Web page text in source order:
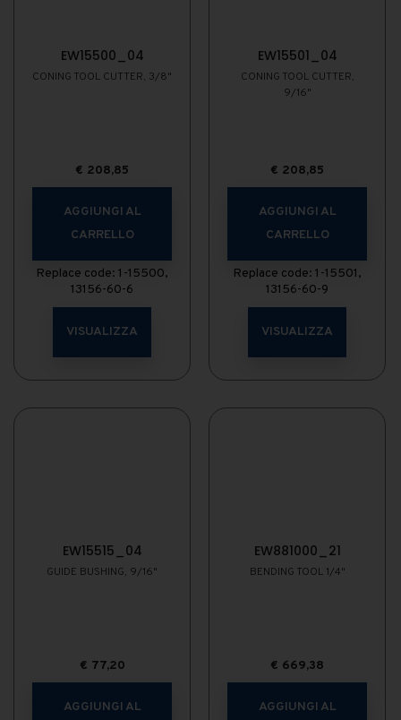
EW15500_04
CONING TOOL CUTTER, 3/8"
€ 208,85
AGGIUNGI AL
CARRELLO
Replace code: 1-15500,
13156-60-6
VISUALIZZA
EW15501_04
CONING TOOL CUTTER,
9/16"
€ 208,85
AGGIUNGI AL
CARRELLO
Replace code: 1-15501,
13156-60-9
VISUALIZZA
EW15515_04
GUIDE BUSHING, 9/16"
€ 77,20
AGGIUNGI AL
EW881000_21
BENDING TOOL 1/4"
€ 669,38
AGGIUNGI AL